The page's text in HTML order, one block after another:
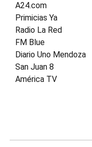
A24.com
Primicias Ya
Radio La Red
FM Blue
Diario Uno Mendoza
San Juan 8
América TV